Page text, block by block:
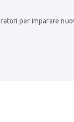
per imparare